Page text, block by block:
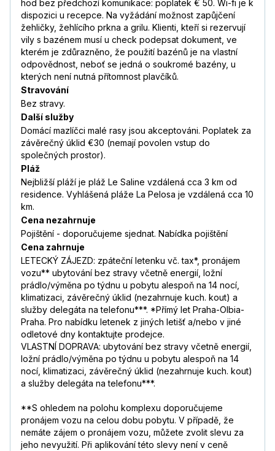
hod bez předchozí komunikace: poplatek € 50. Wi-fi je k
dispozici u recepce. Na vyžádání možnost zapůjčení
žehličky, žehlícího prkna a grilu. Klienti, kteří si rezervují
vily s bazénem musí u check podepsat dokument, ve
kterém je zdůrazněno, že použití bazénů je na vlastní
odpovědnost, neboť se jedná o soukromé bazény, u
kterých není nutná přítomnost plavčíků.
Stravování
Bez stravy.
Další služby
Domácí mazlíčci malé rasy jsou akceptováni. Poplatek za
závěrečný úklid €30 (nemají povolen vstup do
společných prostor).
Pláž
Nejbližší pláží je pláž Le Saline vzdálená cca 3 km od
residence. Vyhlášená pláže La Pelosa je vzdálená cca 10
km.
Cena nezahrnuje
Pojištění - doporučujeme sjednat. Nabídka pojištění
Cena zahrnuje
LETECKÝ ZÁJEZD: zpáteční letenku vč. tax*, pronájem
vozu** ubytování bez stravy včetně energií, ložní
prádlo/výměna po týdnu u pobytu alespoň na 14 nocí,
klimatizaci, závěrečný úklid (nezahrnuje kuch. kout) a
služby delegáta na telefonu***. *Přímý let Praha-Olbia-
Praha. Pro nabídku letenek z jiných letišť a/nebo v jiné
odletové dny kontaktujte prodejce.
VLASTNÍ DOPRAVA: ubytování bez stravy včetně energií,
ložní prádlo/výměna po týdnu u pobytu alespoň na 14
nocí, klimatizaci, závěrečný úklid (nezahrnuje kuch. kout)
a služby delegáta na telefonu***.
**S ohledem na polohu komplexu doporučujeme
pronájem vozu na celou dobu pobytu. V případě, že
nemáte zájem o pronájem vozu, můžete zvolit slevu za
jeho nevyužití. Při aplikování této slevy není v ceně